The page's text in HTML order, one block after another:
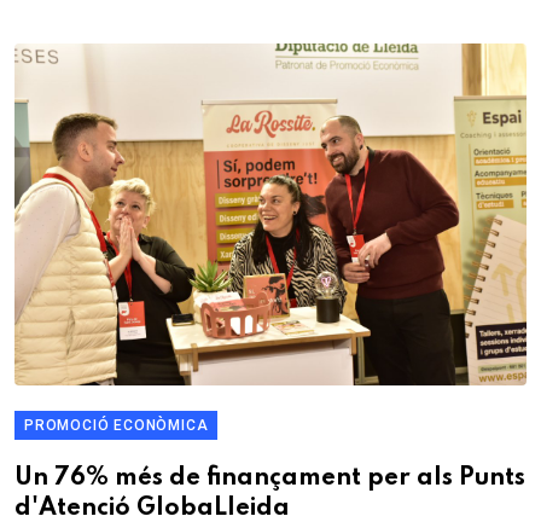
PROMOCIÓ ECONÒMICA
Un 76% més de finançament per als Punts
d'Atenció GlobaLleida